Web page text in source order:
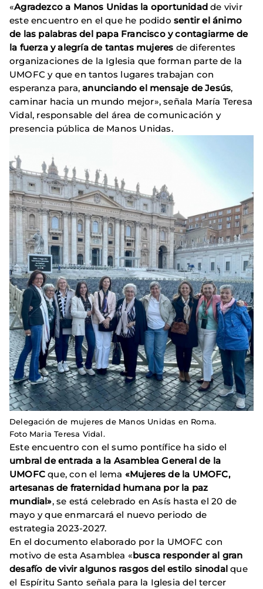
«Agradezco a Manos Unidas la oportunidad de vivir
este encuentro en el que he podido sentir el ánimo
de las palabras del papa Francisco y contagiarme de
la fuerza y alegría de tantas mujeres de diferentes
organizaciones de la Iglesia que forman parte de la
UMOFC y que en tantos lugares trabajan con
esperanza para, anunciando el mensaje de Jesús,
caminar hacia un mundo mejor», señala María Teresa
Vidal, responsable del área de comunicación y
presencia pública de Manos Unidas.
Delegación de mujeres de Manos Unidas en Roma.
Foto Maria Teresa Vidal.
Este encuentro con el sumo pontífice ha sido el
umbral de entrada a la Asamblea General de la
UMOFCque, con el lema «Mujeres de la UMOFC,
artesanas de fraternidad humana por la paz
mundial», se está celebrado en Asís hasta el 20 de
mayo y que enmarcará el nuevo periodo de
estrategia 2023-2027.
En el documento elaborado por la UMOFC con
motivo de esta Asamblea «busca responder al gran
desafío de vivir algunos rasgos del estilo sinodal que
el Espíritu Santo señala para la Iglesia del tercer